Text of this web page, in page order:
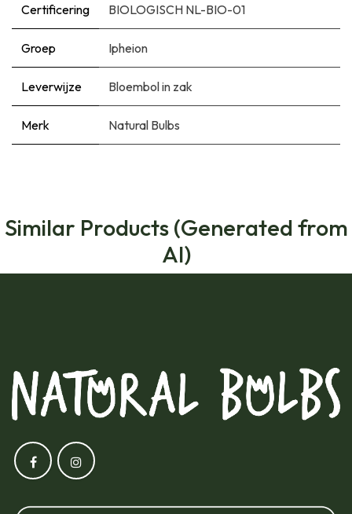
Certificering BIOLOGISCH NL-BIO-01
Groep Ipheion
Leverwijze Bloembol in zak
Merk Natural Bulbs
Similar Products (Generated from
AI)